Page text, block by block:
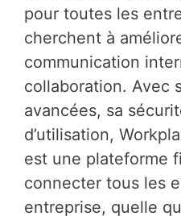
pour toutes les
cherchent à
communication
collaboration. Avec
avancées, sa
d’utilisation,
est une plateforme
connecter tous les
entreprise, quelle